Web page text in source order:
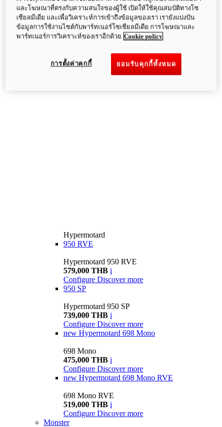
Hypermotard
950 RVE
Hypermotard 950 RVE
579,000 THB i
Configure Discover more
950 SP
Hypermotard 950 SP
739,000 THB i
Configure Discover more
new Hypermotard 698 Mono
698 Mono
475,000 THB i
Configure Discover more
new Hypermotard 698 Mono RVE
698 Mono RVE
519,000 THB i
Configure Discover more
Monster
และโฆษณาที่ตรงกับความสนใจของผู้ใช้ เปิดให้ใช้คุณสมบัติทางโซ
เชียลมีเดีย และเพื่อวิเคราะห์การเข้าถึงข้อมูลของเรา เรายังแบ่งปัน
ข้อมูลการใช้งานไซต์กับพาร์ทเนอร์โซเชียลมีเดีย การโฆษณาและ
พาร์ทเนอร์การวิเคราะห์ของเราอีกด้วย Cookie policy
ยอมรับคุกกี้ทั้งหมด
การตั้งค่าคุกกี้